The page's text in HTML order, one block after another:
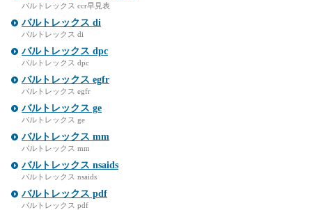
バルトレックス ccr早見表
バルトレックス di
バルトレックス di
バルトレックス dpc
バルトレックス dpc
バルトレックス egfr
バルトレックス egfr
バルトレックス ge
バルトレックス ge
バルトレックス mm
バルトレックス mm
バルトレックス nsaids
バルトレックス nsaids
バルトレックス pdf
バルトレックス pdf